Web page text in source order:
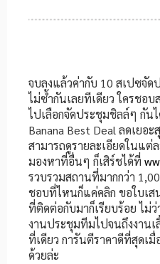
จบลงแล้วค่ากับ 10 สเปซจั
ไม่ซ้ำกันเลยทีเดียว ใครชอ
ไปเลือกจัดประชุมชิลล์ๆ กั
Banana Best Deal ลดเยอ
สามารถดูรายละเอียดในแต่
มองหาที่อื่นๆ ก็เสิร์ชได้ที่
รวบรวมสถานที่มากกว่า
ชอบที่ไหนก็แค่คลิก ขอใบเส
ที่ติดต่อกับมาก็เรียบร้อย ไม่
งานประชุมทีมไปจนถึงงานเ
ที่เดียว การันตีราคาดีที่สุดเมื่
ด้วยล่ะ